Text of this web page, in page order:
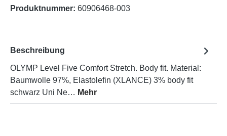
Produktnummer: 60906468-003
Beschreibung
OLYMP Level Five Comfort Stretch. Body fit. Material:
Baumwolle 97%, Elastolefin (XLANCE) 3% body fit
schwarz Uni Ne… Mehr